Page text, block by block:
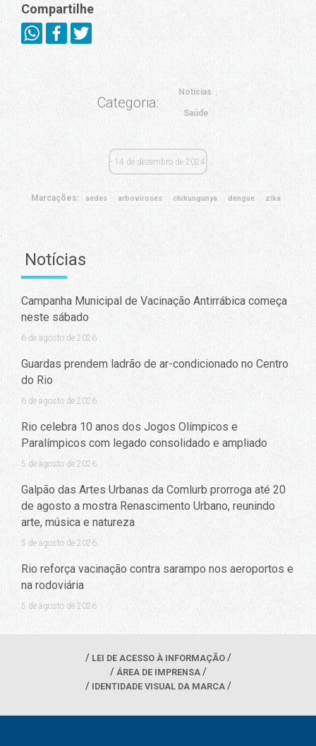
Compartilhe
Categoria:
Notícias
Saúde
14 de dezembro de 2024
Marcações: aedes arboviroses chikungunya dengue zika
Notícias
Campanha Municipal de Vacinação Antirrábica começa
neste sábado
6 de agosto de 2026
Guardas prendem ladrão de ar-condicionado no Centro
do Rio
6 de agosto de 2026
Rio celebra 10 anos dos Jogos Olímpicos e
Paralímpicos com legado consolidado e ampliado
5 de agosto de 2026
Galpão das Artes Urbanas da Comlurb prorroga até 20
de agosto a mostra Renascimento Urbano, reunindo
arte, música e natureza
5 de agosto de 2026
Rio reforça vacinação contra sarampo nos aeroportos e
na rodoviária
5 de agosto de 2026
LEI DE ACESSO À INFORMAÇÃO
ÁREA DE IMPRENSA
IDENTIDADE VISUAL DA MARCA